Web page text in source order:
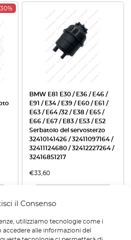
il Consenso
utilizziamo tecnologie come i
alle informazioni del
BMW E81 E30 / E36 / E46 /
E91 / E34 / E39 / E60 / E61 /
E63 / E64 /32 / E38 / E65 /
E66 / E67 / E83 / E53 / E52
Serbatoio del servosterzo
32410141426 / 32411097164 /
32411124680 / 32412227264 /
32416851217
€33,60